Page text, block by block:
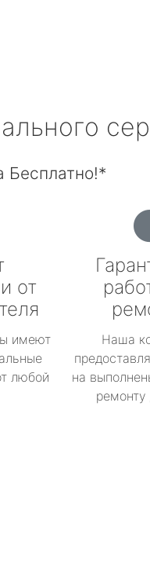
Бесплатно!*
от
имеют
любой
Наша
на
ремонту